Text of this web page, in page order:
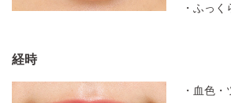
・ふっく
経時
・血色